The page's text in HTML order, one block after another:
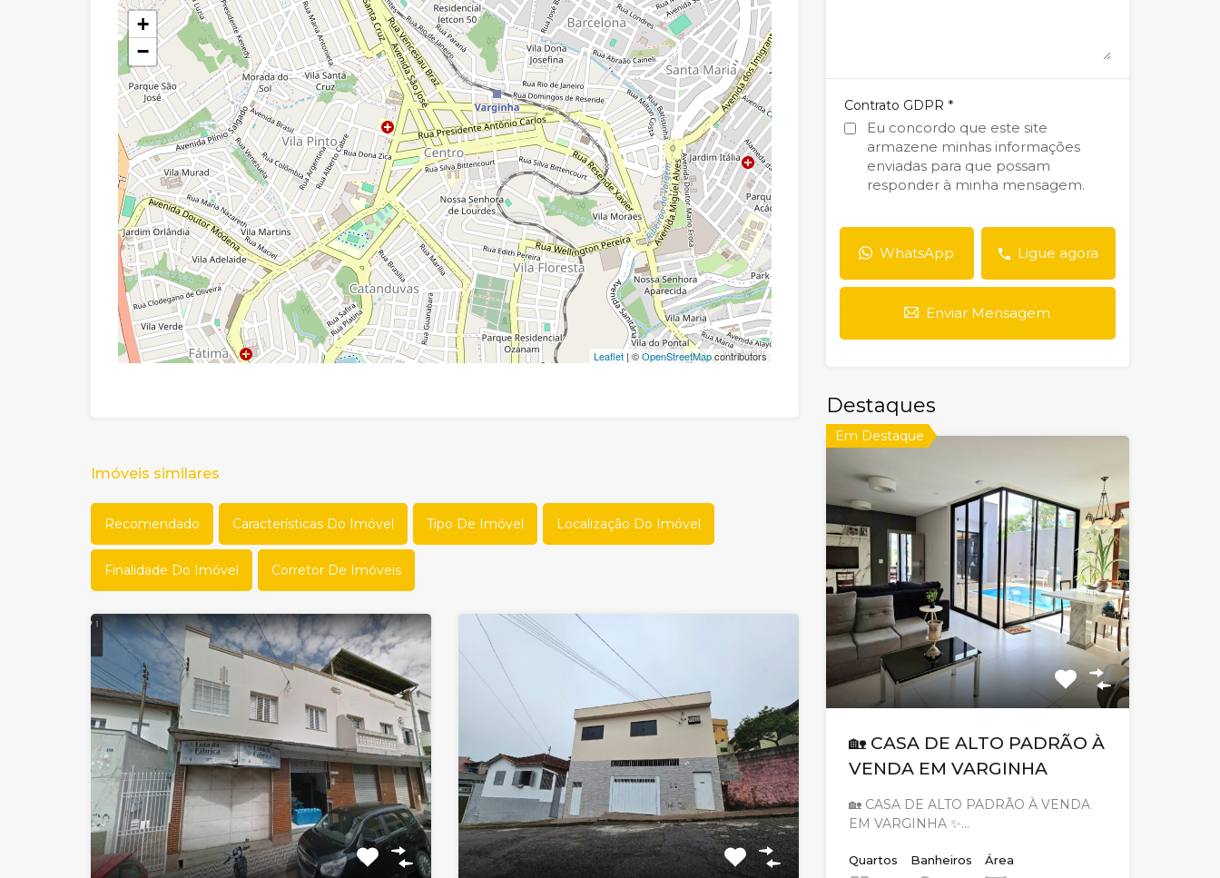
+
−
Leaflet| ©OpenStreetMapcontributors
Imóveis similares
Recomendado Características Do Imóvel Tipo De Imóvel Localização Do Imóvel
Finalidade Do Imóvel Corretor De Imóveis
Contrato GDPR *
Eu concordo que este site
armazene minhas informações
enviadas para que possam
responder à minha mensagem.
WhatsApp Ligue agora
Enviar Mensagem
Destaques
Em Destaque
🏡 CASA DE ALTO PADRÃO À
VENDA EM VARGINHA
🏡 CASA DE ALTO PADRÃO À VENDA
EM VARGINHA ✨…
Quartos
Banheiros
Área